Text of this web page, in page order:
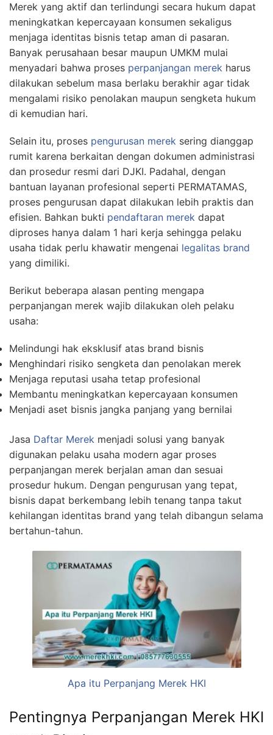
Merek yang aktif dan terlindungi secara hukum dapat
meningkatkan kepercayaan konsumen sekaligus
menjaga identitas bisnis tetap aman di pasaran.
Banyak perusahaan besar maupun UMKM mulai
menyadari bahwa proses perpanjangan merek harus
dilakukan sebelum masa berlaku berakhir agar tidak
mengalami risiko penolakan maupun sengketa hukum
di kemudian hari.
Selain itu, proses pengurusan merek sering dianggap
rumit karena berkaitan dengan dokumen administrasi
dan prosedur resmi dari DJKI. Padahal, dengan
bantuan layanan profesional seperti PERMATAMAS,
proses pengurusan dapat dilakukan lebih praktis dan
efisien. Bahkan bukti pendaftaran merek dapat
diproses hanya dalam 1 hari kerja sehingga pelaku
usaha tidak perlu khawatir mengenai legalitas brand
yang dimiliki.
Berikut beberapa alasan penting mengapa
perpanjangan merek wajib dilakukan oleh pelaku
usaha:
Melindungi hak eksklusif atas brand bisnis
Menghindari risiko sengketa dan penolakan merek
Menjaga reputasi usaha tetap profesional
Membantu meningkatkan kepercayaan konsumen
Menjadi aset bisnis jangka panjang yang bernilai
Jasa Daftar Merek menjadi solusi yang banyak
digunakan pelaku usaha modern agar proses
perpanjangan merek berjalan aman dan sesuai
prosedur hukum. Dengan pengurusan yang tepat,
bisnis dapat berkembang lebih tenang tanpa takut
kehilangan identitas brand yang telah dibangun selama
bertahun-tahun.
Apa itu Perpanjang Merek HKI
Pentingnya Perpanjangan Merek HKI